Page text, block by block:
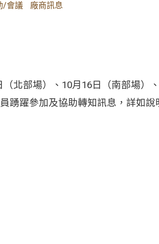
/會議 廠商訊息
北部場）、10月16日（南部場）
踴躍參加及協助轉知訊息，詳如說